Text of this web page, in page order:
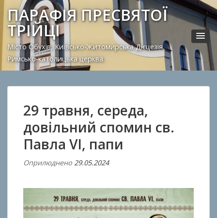
ПАРАФІЯ ПРЕСВЯТОЇ
ТРІЙЦІ
Місто Обухів, Київсько-Житомирська Дієцезія.
Римсько-католицька церква.
29 травня, середа,
довільний спомин св.
Павла VI, папи
Оприлюднено 29.05.2024В
д
A
n